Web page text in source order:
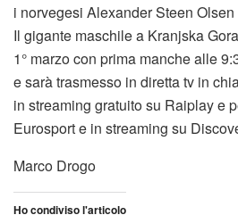
i norvegesi Alexander Steen
Il gigante maschile a Kranjska
1° marzo con prima manche alle
e sarà trasmesso in diretta tv in
in streaming gratuito su Raiplay e
Eurosport e in streaming su
Marco Drogo
Ho condiviso l'articolo